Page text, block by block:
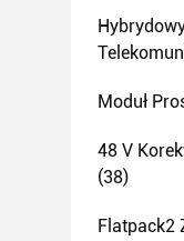
Moduł
48 V
(38)
Flatpack2